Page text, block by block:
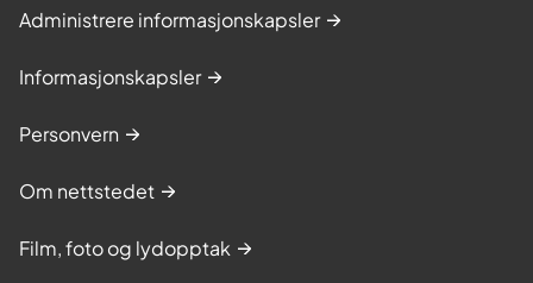
Administrere informasjonskapsler
Informasjonskapsler
Personvern
Om nettstedet
Film, foto og lydopptak